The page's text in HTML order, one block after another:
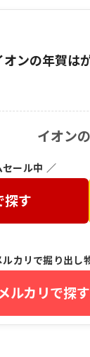
オンの年賀は
イオン
ール中 ／
探す
ルカリで掘り出し
ルカリで探す